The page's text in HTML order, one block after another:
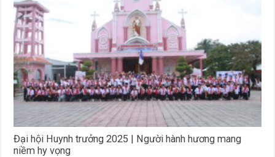
Đại hội Huynh trưởng 2025 | Người hành hương mang
niềm hy vọng